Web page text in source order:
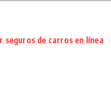
de carros en línea